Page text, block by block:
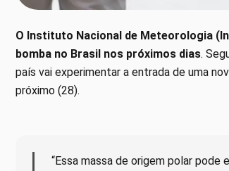
O Instituto Nacional de Meteorologia
bomba no Brasil nos próximos dias.
país vai experimentar a entrada de uma
próximo (28).
“Essa massa de origem polar